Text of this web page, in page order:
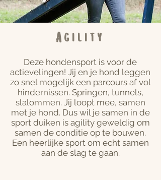
Agility
Deze hondensport is voor de
actievelingen! Jij en je hond leggen
zo snel mogelijk een parcours af vol
hindernissen. Springen, tunnels,
slalommen. Jij loopt mee, samen
met je hond. Dus wil je samen in de
sport duiken is agility geweldig om
samen de conditie op te bouwen.
Een heerlijke sport om echt samen
aan de slag te gaan.